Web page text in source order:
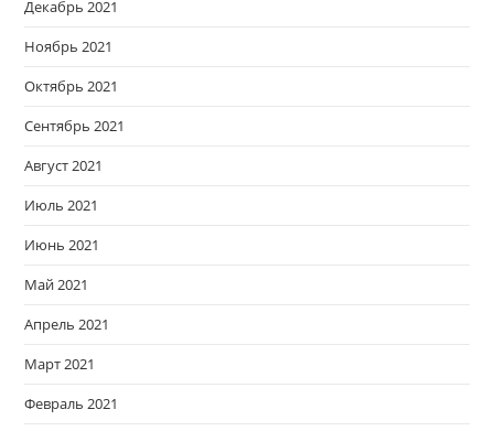
Декабрь 2021
Ноябрь 2021
Октябрь 2021
Сентябрь 2021
Август 2021
Июль 2021
Июнь 2021
Май 2021
Апрель 2021
Март 2021
Февраль 2021